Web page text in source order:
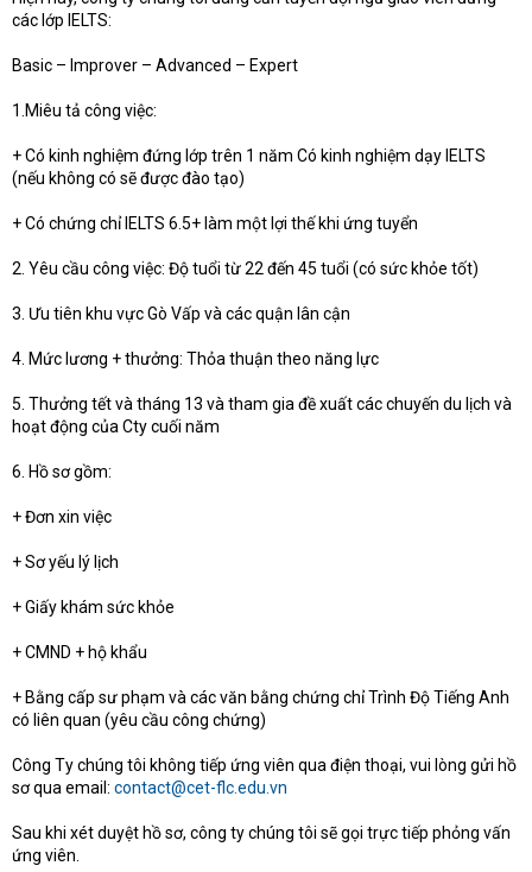
các lớp IELTS:
Basic – Improver – Advanced – Expert
1.Miêu tả công việc:
+ Có kinh nghiệm đứng lớp trên 1 năm Có kinh nghiệm dạy IELTS
(nếu không có sẽ được đào tạo)
+ Có chứng chỉ IELTS 6.5+ làm một lợi thế khi ứng tuyển
2. Yêu cầu công việc: Độ tuổi từ 22 đến 45 tuổi (có sức khỏe tốt)
3. Ưu tiên khu vực Gò Vấp và các quận lân cận
4. Mức lương + thưởng: Thỏa thuận theo năng lực
5. Thưởng tết và tháng 13 và tham gia đề xuất các chuyến du lịch và
hoạt động của Cty cuối năm
6. Hồ sơ gồm:
+ Đơn xin việc
+ Sơ yếu lý lịch
+ Giấy khám sức khỏe
+ CMND + hộ khẩu
+ Bằng cấp sư phạm và các văn bằng chứng chỉ Trình Độ Tiếng Anh
có liên quan (yêu cầu công chứng)
Công Ty chúng tôi không tiếp ứng viên qua điện thoại, vui lòng gửi hồ
sơ qua email: contact@cet-flc.edu.vn
Sau khi xét duyệt hồ sơ, công ty chúng tôi sẽ gọi trực tiếp phỏng vấn
ứng viên.